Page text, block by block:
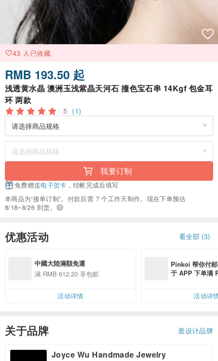
43 人已收藏
RMB 193.50 起
浅透黄水晶 澳洲玉浅紫晶天河石 撞色宝石串 14Kgf 包金耳
环 两款
5 (1)
我要订制
免费赠送电子贺卡 ，结帐完成后填写
本商品为“接单订制”。付款后需 7 个工作天制作。现在下单预估
8/18~8/26 到货。
优惠活动 看全部 (3)
中國大陸滿額免運
满 RMB 612.20 享包邮
活动详情
Pinkoi 帮你付
于 APP 下单满
活动详
关于品牌 逛设计品牌
Joyce Wu Handmade Jewelry